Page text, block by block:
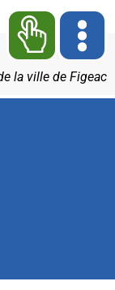
la ville de Figeac